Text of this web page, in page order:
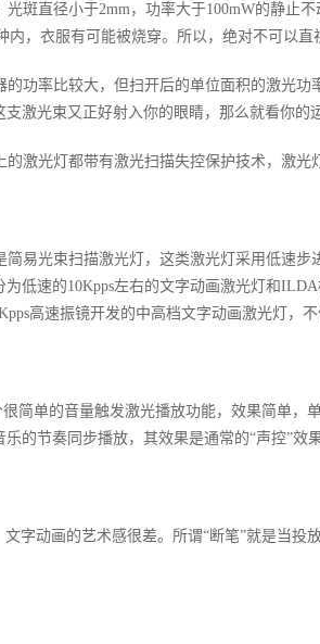
斑直径小于2mm，功率大于100mW的静止
，衣服有可能被烧穿。所以，绝对不可以直
功率比较大，但扫开后的单位面积的激光
激光束又正好射入你的眼睛，那么就看你的
光灯都带有激光扫描失控保护技术，激光
易光束扫描激光灯，这类激光灯采用低速
低速的10Kpps左右的文字动画激光灯和
高速振镜开发的中高档文字动画激光灯，
简单的音量触发激光播放功能，效果简单
的节奏同步播放，其效果是通常的“声控”效
字动画的艺术感很差。所谓“断笔”就是当